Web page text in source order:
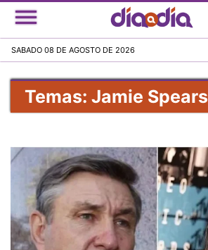
Pasar
al
principal
SABADO 08 DE AGOSTO DE 2026
Temas: Jamie Spears